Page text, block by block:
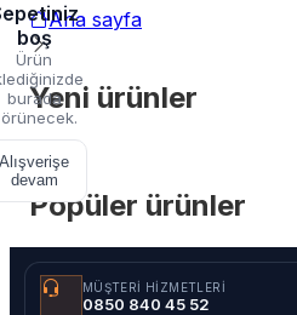
boş
Ürün
burada
Alışverişe
devam
Ana sayfa
Yeni ürünler
Popüler ürünler
MÜŞTERI HIZMETLERI
0850 840 45 52